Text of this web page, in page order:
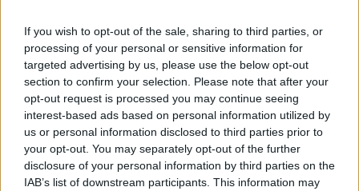
If you wish to opt-out of the sale, sharing to third parties, or
processing of your personal or sensitive information for
targeted advertising by us, please use the below opt-out
section to confirm your selection. Please note that after your
opt-out request is processed you may continue seeing
interest-based ads based on personal information utilized by
us or personal information disclosed to third parties prior to
your opt-out. You may separately opt-out of the further
disclosure of your personal information by third parties on the
IAB’s list of downstream participants. This information may
toplista élén (1998 óta erre sem volt példa): a
hétvégén meghaladta A sötét lovag 533,3
millió dolláros bevételi rekordját, így már csak
a – szintén James Cameron rendezésében
készült - Titanic választja el a minden idők
legsikeresebb filmje címtől, csakúgy mint a
nemzetközi toplistán.